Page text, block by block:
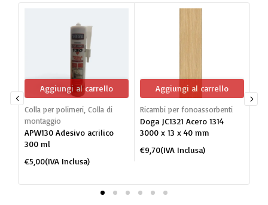
Aggiungi al carrello
Colla per polimeri, Colla di
montaggio
APW130 Adesivo acrilico
300 ml
€5,00(IVA Inclusa)
Aggiungi al carrello
Ricambi per fonoassorbenti
Doga JC1321 Acero 1314
3000 x 13 x 40 mm
€9,70(IVA Inclusa)